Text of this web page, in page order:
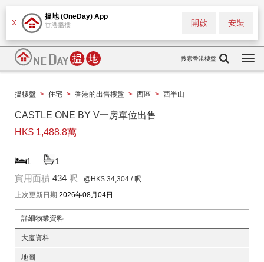
X
搵地 (OneDay) App
香港搵樓 安裝
開啟
搜索香港樓盤
搵樓盤 > 住宅 > 香港的出售樓盤 > 西區 > 西半山
CASTLE ONE BY V一房單位出售
HK$ 1,488.8萬
1 1
實用面積 434 呎 @HK$ 34,304 / 呎
上次更新日期 2026年08月04日
詳細物業資料
大廈資料
地圖